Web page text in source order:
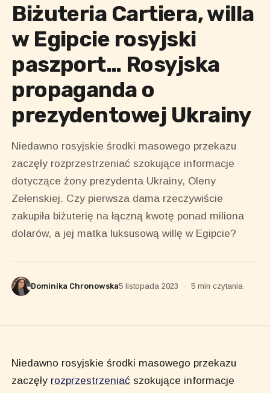
Biżuteria Cartiera, willa
w Egipcie rosyjski
paszport… Rosyjska
propaganda o
prezydentowej Ukrainy
Niedawno rosyjskie środki masowego przekazu
zaczęły rozprzestrzeniać szokujące informacje
dotyczące żony prezydenta Ukrainy, Oleny
Zełenskiej. Czy pierwsza dama rzeczywiście
zakupiła biżuterię na łączną kwotę ponad miliona
dolarów, a jej matka luksusową willę w Egipcie?
Dominika Chronowska5 listopada 2023 · 5 min czytania
Niedawno rosyjskie środki masowego przekazu
zaczęły rozprzestrzeniać szokujące informacje